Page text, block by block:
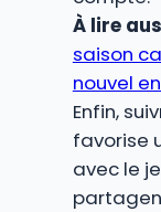
À lire
saison
nouvel
Enfin,
favorise
avec le